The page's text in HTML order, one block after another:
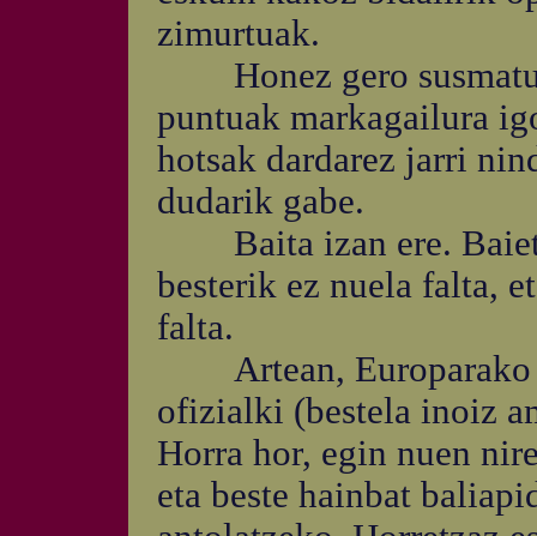
zimurtuak.
Honez gero
puntuak markagailura
hotsak dardarez jarri
dudarik gabe.
Baita izan ere. Baietz
besterik ez nuela falta,
falta.
Artean, Europarako
ofizialki (bestela inoiz
Horra hor, egin nuen
eta beste hainbat